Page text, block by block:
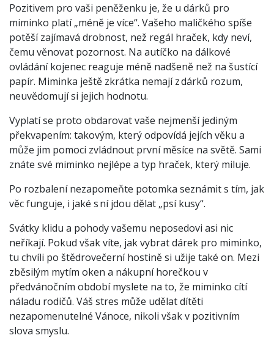
Pozitivem pro vaši peněženku je, že u dárků pro
miminko platí „méně je více“. Vašeho maličkého spíše
potěší zajímavá drobnost, než regál hraček, kdy neví,
čemu věnovat pozornost. Na autíčko na dálkové
ovládání kojenec reaguje méně nadšeně než na šustící
papír. Miminka ještě zkrátka nemají z dárků rozum,
neuvědomují si jejich hodnotu.
Vyplatí se proto obdarovat vaše nejmenší jediným
překvapením: takovým, který odpovídá jejích věku a
může jim pomoci zvládnout první měsíce na světě. Sami
znáte své miminko nejlépe a typ hraček, který miluje.
Po rozbalení nezapomeňte potomka seznámit s tím, jak
věc funguje, i jaké s ní jdou dělat „psí kusy“.
Svátky klidu a pohody vašemu neposedovi asi nic
neříkají. Pokud však víte, jak vybrat dárek pro miminko,
tu chvíli po štědrovečerní hostině si užije také on. Mezi
zběsilým mytím oken a nákupní horečkou v
předvánočním období myslete na to, že miminko cítí
náladu rodičů. Váš stres může udělat dítěti
nezapomenutelné Vánoce, nikoli však v pozitivním
slova smyslu.